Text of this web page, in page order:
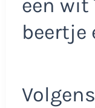
een wit
beertje